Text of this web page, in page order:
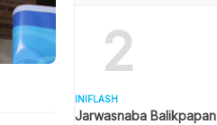
2
INIFLASH
Jarwasnaba Balikpapan